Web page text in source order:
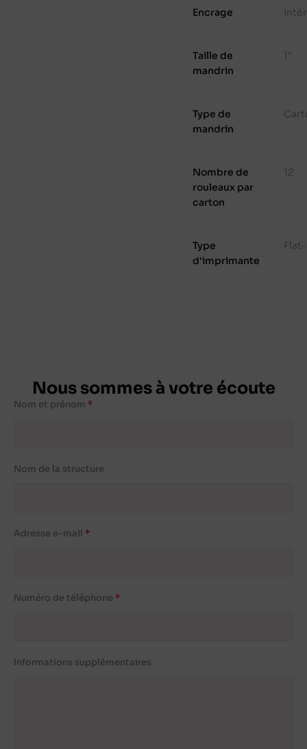
Encrage
Taille de
mandrin
1"
Type de
mandrin
Nombre de
rouleaux par
carton
12
Type
d'imprimante
Nous sommes à votre écoute
Nom et prénom
Nom de la structure
Adresse e-mail
Numéro de téléphone
Informations supplémentaires